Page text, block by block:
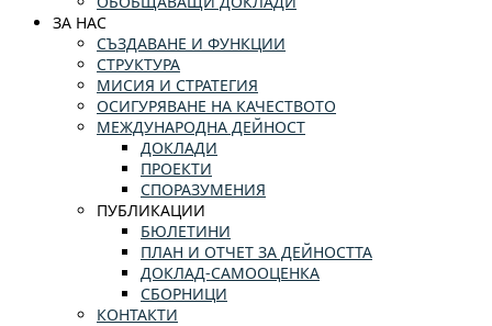
ЗА НАС
СЪЗДАВАНЕ И ФУНКЦИИ
СТРУКТУРА
МИСИЯ И СТРАТЕГИЯ
ОСИГУРЯВАНЕ НА КАЧЕСТВОТО
МЕЖДУНАРОДНА ДЕЙНОСТ
ДОКЛАДИ
ПРОЕКТИ
СПОРАЗУМЕНИЯ
ПУБЛИКАЦИИ
БЮЛЕТИНИ
ПЛАН И ОТЧЕТ ЗА ДЕЙНОСТТА
ДОКЛАД-САМООЦЕНКА
СБОРНИЦИ
КОНТАКТИ